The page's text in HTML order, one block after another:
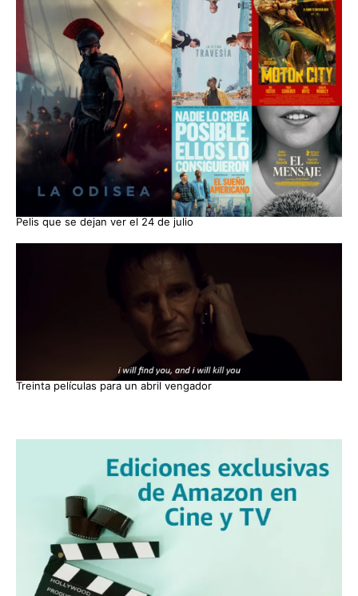
Pelis que se dejan ver el 24 de julio
Treinta películas para un abril vengador